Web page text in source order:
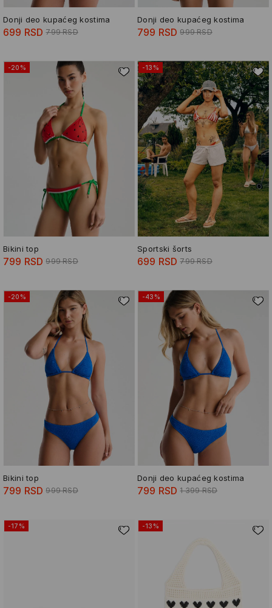
Donji deo kupaćeg kostima
699 RSD 799 RSD
Donji deo kupaćeg kostima
799 RSD 999 RSD
-20%
Bikini top
799 RSD 999 RSD
-13%
Sportski šorts
699 RSD 799 RSD
-20%
Bikini top
799 RSD 999 RSD
-43%
Donji deo kupaćeg kostima
799 RSD 1 399 RSD
-17% -13%